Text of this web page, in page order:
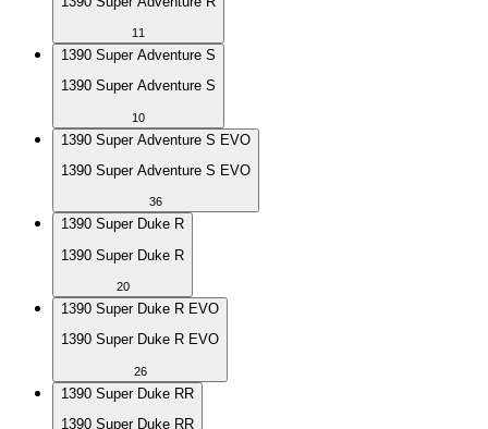
11
1390 Super Adventure S
1390 Super Adventure S
10
1390 Super Adventure S EVO
1390 Super Adventure S EVO
36
1390 Super Duke R
1390 Super Duke R
20
1390 Super Duke R EVO
1390 Super Duke R EVO
26
1390 Super Duke RR
1390 Super Duke RR